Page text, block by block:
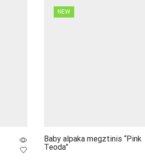
NEW
Baby alpaka megztinis “Pink
Teoda”